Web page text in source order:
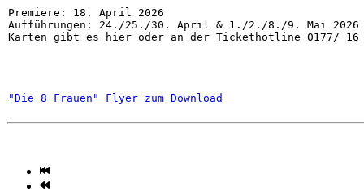
Premiere: 18. April 2026
Aufführungen: 24./25./30. April & 1./2./8./9. Mai 2026
Karten gibt es hier oder an der Tickethotline 0177/ 16
"Die 8 Frauen" Flyer zum Download